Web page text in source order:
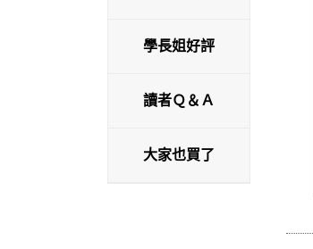
學長姐好評
讀者Ｑ＆Ａ
大家也買了